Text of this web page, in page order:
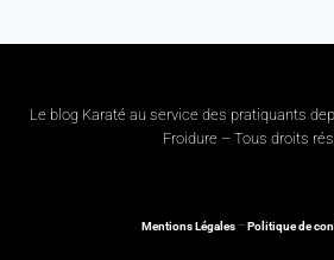
Le blog Karaté au service des pratiquants
Froidure – Tous droits
Mentions Légales –Politique de